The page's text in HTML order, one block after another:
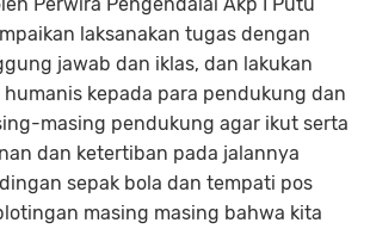
laksanakan tugas dengan
jawab dan iklas, dan lakukan
kepada para pendukung dan
masing pendukung agar ikut serta
dan ketertiban pada jalannya
sepak bola dan tempati pos
masing masing bahwa kita